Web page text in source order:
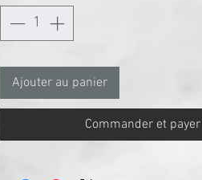
Ajouter au panier
Commander et payer